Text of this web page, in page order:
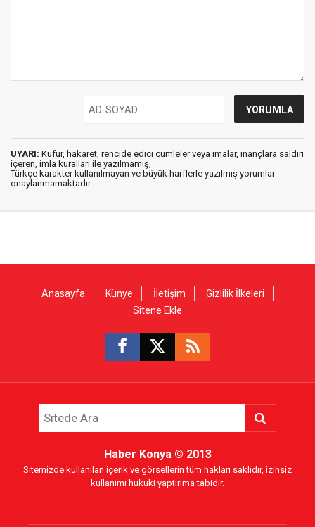
UYARI: Küfür, hakaret, rencide edici cümleler veya imalar, inançlara saldırı
içeren, imla kuralları ile yazılmamış,
Türkçe karakter kullanılmayan ve büyük harflerle yazılmış yorumlar
onaylanmamaktadır.
Anasayfa Künye İletişim
Gizlilik İlkeleri
Sitene Ekle
Haber Konya© 2013
Sitemizde kullanılan içerik ve görsellerin tüm hakları saklıdır, izinsiz
kullanımı hukuki yaptırıma tabidir.